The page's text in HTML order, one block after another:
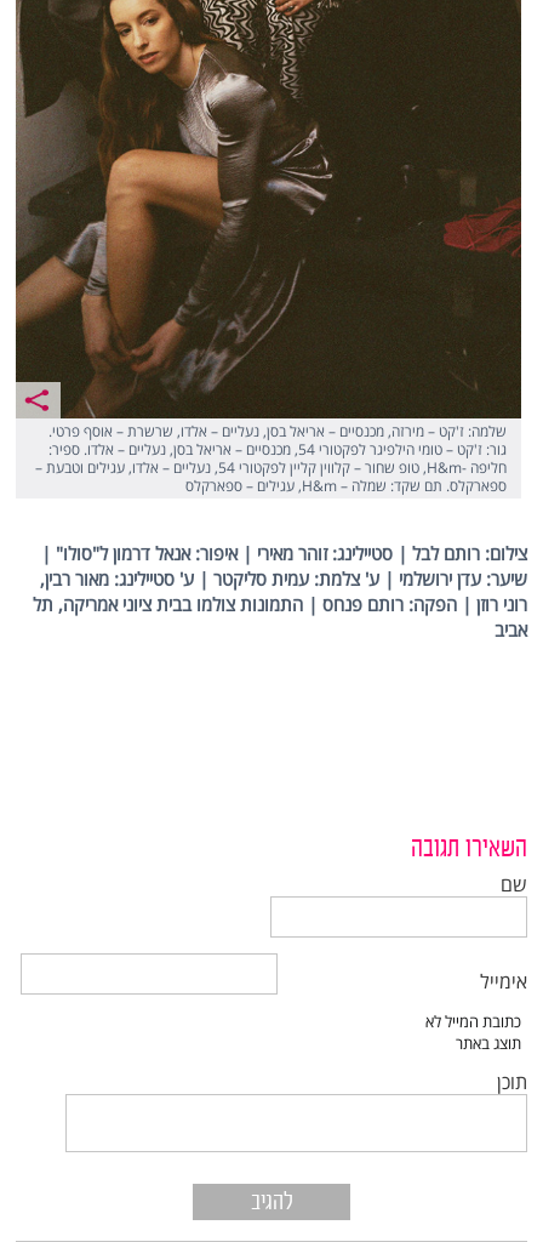
שלמה: ז'קט – מירזה, מכנסיים – אריאל בסן, נעליים – אלדו, שרשרת – אוסף פרטי.
גור: ז'קט – טומי הילפיגר לפקטורי 54, מכנסיים – אריאל בסן, נעליים – אלדו. ספיר:
חליפה -H&m, טופ שחור – קלווין קליין לפקטורי 54, נעליים – אלדו, עגילים וטבעת –
ספארקלס. תם שקד: שמלה – H&m, עגילים – ספארקלס
צילום: רותם לבל | סטיילינג: זוהר מאירי | איפור: אנאל דרמון ל"סולו" |
שיער: עדן ירושלמי | ע' צלמת: עמית סליקטר | ע' סטיילינג: מאור רבין,
רוני רוזן | הפקה: רותם פנחס | התמונות צולמו בבית ציוני אמריקה, תל
אביב
השאירו תגובה
שם
אימייל
תוכן